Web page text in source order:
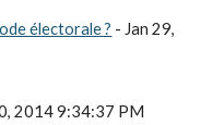
électorale ? - Jan 29,
2014 9:34:37 PM